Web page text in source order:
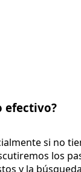
efectivo?
si no
los
y la